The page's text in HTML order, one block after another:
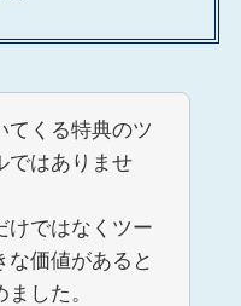
てくる特典のツ
はありませ
けではなくツー
な価値があると
した。